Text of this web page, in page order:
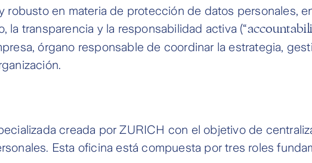
en materia de protección de datos personales,
la transparencia y la responsabilidad activa (“
órgano responsable de coordinar la estrategia,
creada por ZURICH con el objetivo de
Esta oficina está compuesta por tres roles